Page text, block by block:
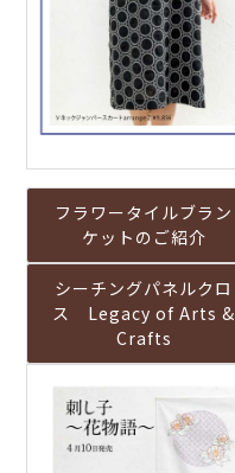
フラワータイルブラン
ケットのご紹介
シーチングパネルクロ
ス Legacy of Arts &
Crafts